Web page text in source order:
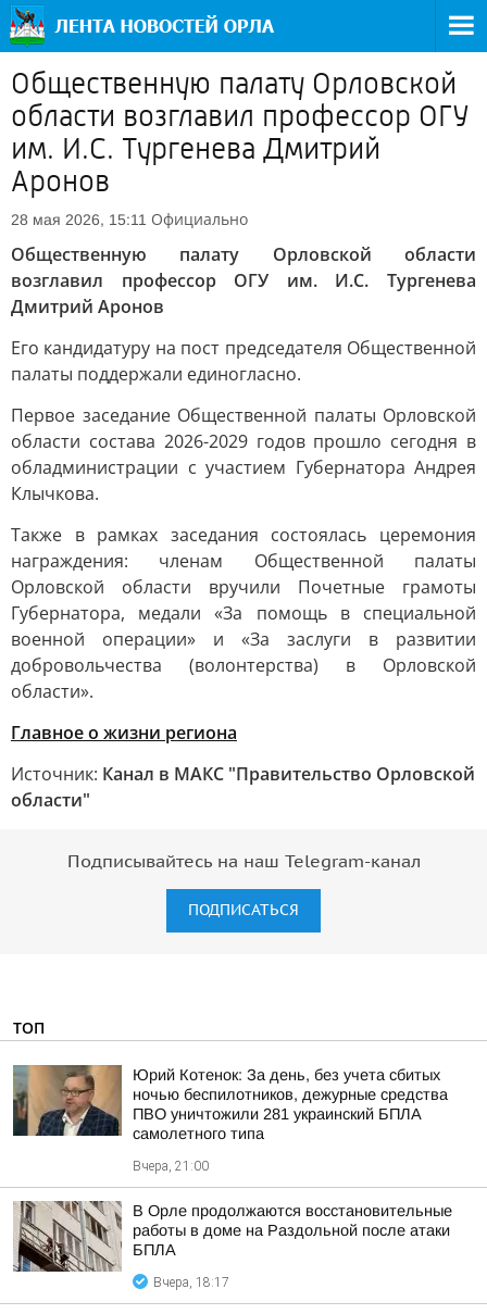
Общественную палату Орловской
области возглавил профессор ОГУ
им. И.С. Тургенева Дмитрий
Аронов
28 мая 2026, 15:11 Официально
Общественную палату Орловской области
возглавил профессор ОГУ им. И.С. Тургенева
Дмитрий Аронов
Его кандидатуру на пост председателя Общественной
палаты поддержали единогласно.
Первое заседание Общественной палаты Орловской
области состава 2026-2029 годов прошло сегодня в
обладминистрации с участием Губернатора Андрея
Клычкова.
Также в рамках заседания состоялась церемония
награждения: членам Общественной палаты
Орловской области вручили Почетные грамоты
Губернатора, медали «За помощь в специальной
военной операции» и «За заслуги в развитии
добровольчества (волонтерства) в Орловской
области».
Главное о жизни региона
Источник: Канал в МАКС "Правительство Орловской
области"
Подписывайтесь на наш Telegram-канал
ПОДПИСАТЬСЯ
ТОП
Юрий Котенок: За день, без учета сбитых
ночью беспилотников, дежурные средства
ПВО уничтожили 281 украинский БПЛА
самолетного типа
Вчера, 21:00
В Орле продолжаются восстановительные
работы в доме на Раздольной после атаки
БПЛА
Вчера, 18:17